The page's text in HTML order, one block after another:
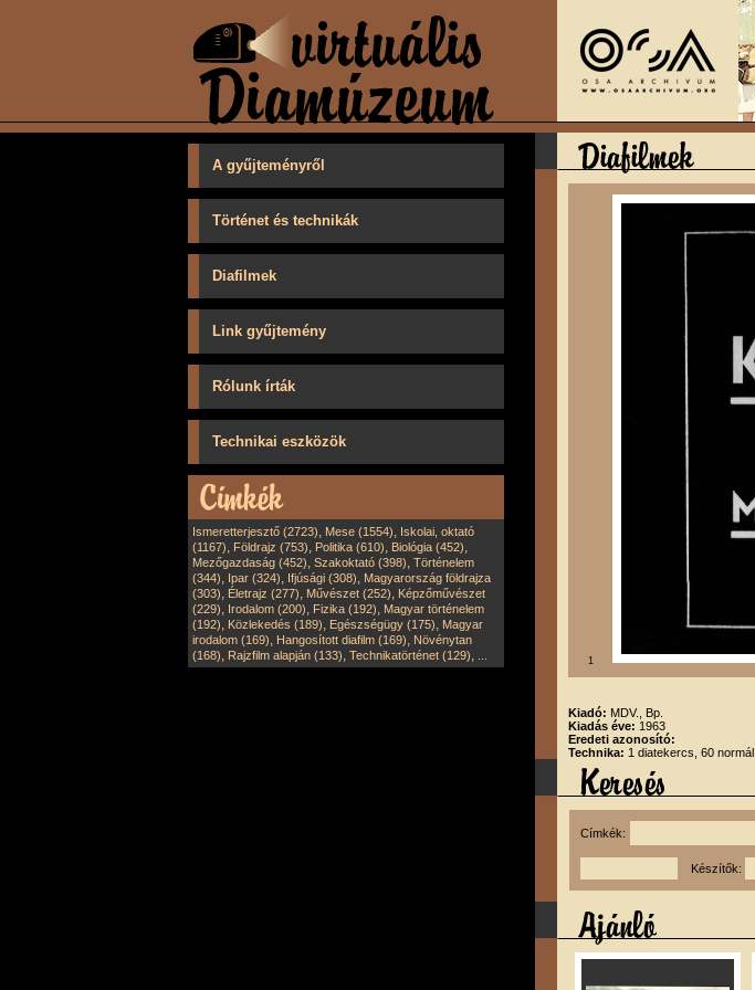
A gyűjteményről
Történet és technikák
Diafilmek
Link gyűjtemény
Rólunk írták
Technikai eszközök
Ismeretterjesztő (2723), Mese (1554), Iskolai, oktató
(1167), Földrajz (753), Politika (610), Biológia (452),
Mezőgazdaság (452), Szakoktató (398), Történelem
(344), Ipar (324), Ifjúsági (308), Magyarország földrajza
(303), Életrajz (277), Művészet (252), Képzőművészet
(229), Irodalom (200), Fizika (192), Magyar történelem
(192), Közlekedés (189), Egészségügy (175), Magyar
irodalom (169), Hangosított diafilm (169), Növénytan
(168), Rajzfilm alapján (133), Technikatörténet (129), 1
Kiadó: MDV., Bp.
Kiadás éve: 1963
Eredeti azonosító:
Technika: 1 diatekercs, 60
Címkék:
Készítők: